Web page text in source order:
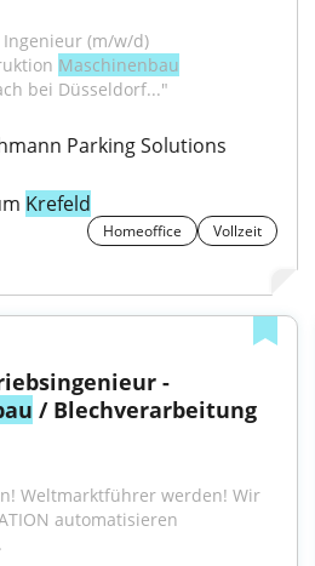
(m/w/d)
Maschinenbau
bei Düsseldorf..."
Parking Solutions
Krefeld
Homeoffice Vollzeit
/ Blechverarbeitung
Weltmarktführer werden! Wir
automatisieren